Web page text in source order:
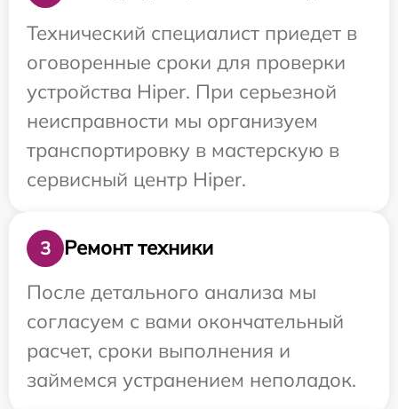
Технический специалист приедет в
оговоренные сроки для проверки
устройства Hiper. При серьезной
неисправности мы организуем
транспортировку в мастерскую в
сервисный центр Hiper.
3
Ремонт техники
После детального анализа мы
согласуем с вами окончательный
расчет, сроки выполнения и
займемся устранением неполадок.